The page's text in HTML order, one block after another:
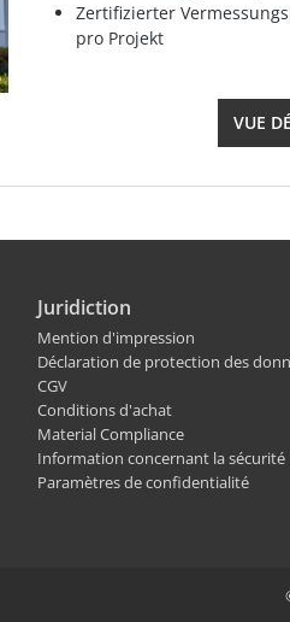
Zertifizierter
pro Projekt
VUE
Juridiction
Mention d'impression
Déclaration de protection des
CGV
Conditions d'achat
Material Compliance
Information concernant la sécurité
Paramètres de confidentialité